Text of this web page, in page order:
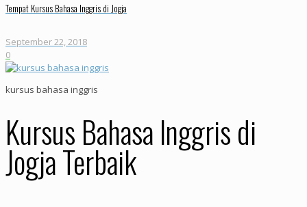
Tempat Kursus Bahasa Inggris di Jogja
September 22, 2018
0
kursus bahasa inggris
Kursus Bahasa Inggris di
Jogja Terbaik